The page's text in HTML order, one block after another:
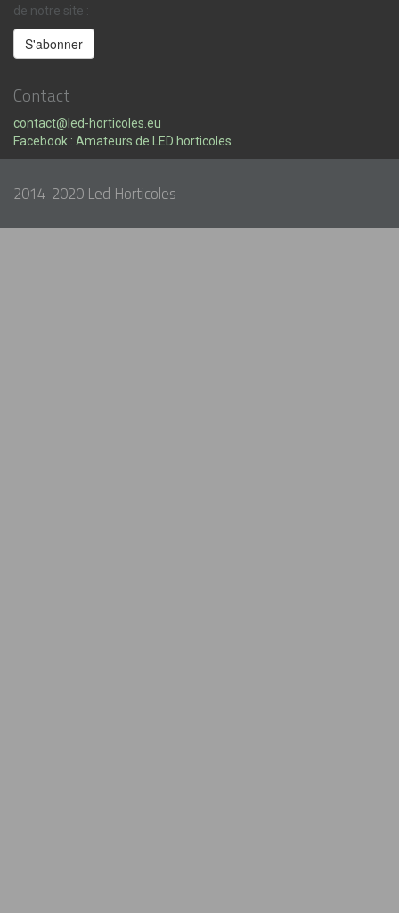
de notre site :
Contact
contact@led-horticoles.eu
Facebook : Amateurs de LED horticoles
2014-2020 Led Horticoles